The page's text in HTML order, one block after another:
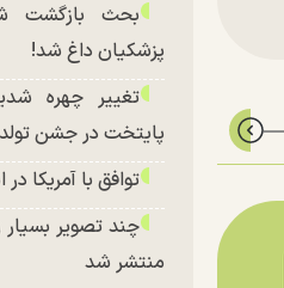
بحث بازگشت
پزشکیان داغ شد!
تغییر چهره
پایتخت در جشن تولد ۲۲ سالگی + تصاویر
توافق با آمریکا
چند تصویر بسیار
منتشر شد